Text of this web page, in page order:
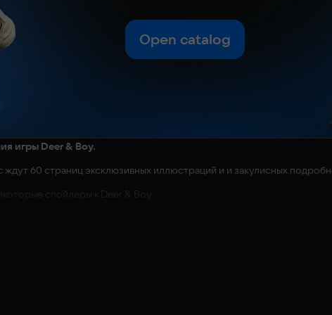
Open catalog
игры Deer & Boy.
60 страниц эксклюзивных иллюстраций и и закулисных
спойлеры к Deer & Boy.
в формате PDF в папке с игрой.